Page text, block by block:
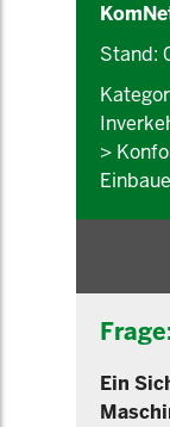
Stand:
>
Ein